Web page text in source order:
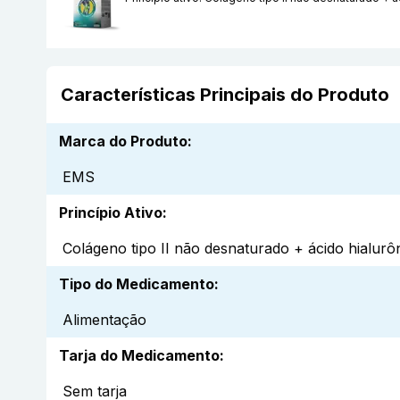
Características Principais do Produto
Marca do Produto:
EMS
Princípio Ativo:
Colágeno tipo II não desnaturado + ácido
Tipo do Medicamento:
Alimentação
Tarja do Medicamento:
Sem tarja